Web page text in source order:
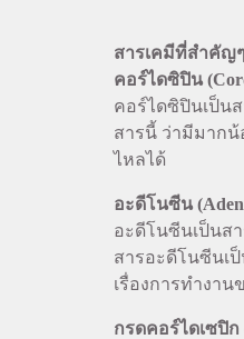
สารเคมีที่สำคัญ
คอร์ไดซิปิน
คอร์ไดซิปินเป็น
สารนี้ ว่ามีมากน้
ไหลได้
อะดีโนซีน
อะดีโนซีนเป็นส
สารอะดีโนซีนเ
เรื่องการทำงา
กรดคอร์ไดเซปิก